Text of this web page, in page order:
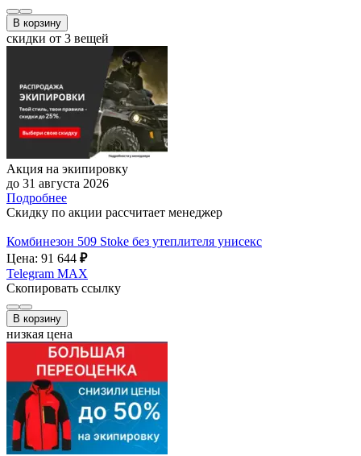
В корзину
скидки от 3 вещей
Акция на экипировку
до 31 августа 2026
Подробнее
Скидку по акции рассчитает менеджер
Комбинезон 509 Stoke без утеплителя унисекс
Цена: 91 644 ₽
Telegram MAX
Скопировать ссылку
В корзину
низкая цена